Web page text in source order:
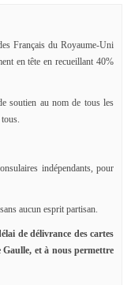
Français du Royaume-Uni
en tête en recueillant 40%
soutien au nom de tous les
indépendants, pour
aucun esprit partisan.
de délivrance des cartes
Gaulle, et à nous permettre